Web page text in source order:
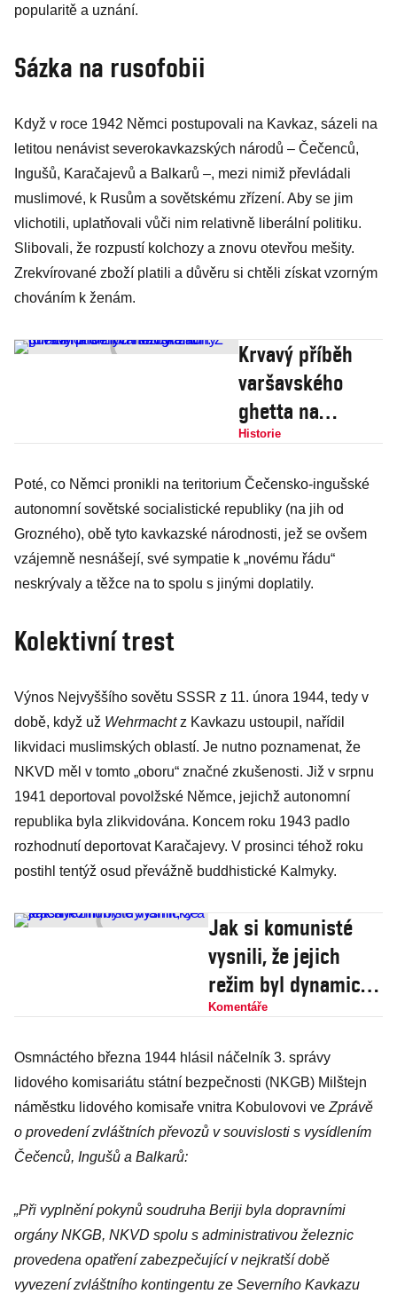
popularitě a uznání.
Sázka na rusofobii
Když v roce 1942 Němci postupovali na Kavkaz, sázeli na
letitou nenávist severokavkazských národů – Čečenců,
Ingušů, Karačajevů a Balkarů –, mezi nimiž převládali
muslimové, k Rusům a sovětskému zřízení. Aby se jim
vlichotili, uplatňovali vůči nim relativně liberální politiku.
Slibovali, že rozpustí kolchozy a znovu otevřou mešity.
Zrekvírované zboží platili a důvěru si chtěli získat vzorným
chováním k ženám.
Krvavý příběh
varšavského
ghetta na
silných
půl milionu Židů
nezbyl žádný
Historie
Poté, co Němci pronikli na teritorium Čečensko-ingušské
autonomní sovětské socialistické republiky (na jih od
Grozného), obě tyto kavkazské národnosti, jež se ovšem
vzájemně nesnášejí, své sympatie k „novému řádu“
neskrývaly a těžce na to spolu s jinými doplatily.
Kolektivní trest
Výnos Nejvyššího sovětu SSSR z 11. února 1944, tedy v
době, když už Wehrmachtz Kavkazu ustoupil, nařídil
likvidaci muslimských oblastí. Je nutno poznamenat, že
NKVD měl v tomto „oboru“ značné zkušenosti. Již v srpnu
1941 deportoval povolžské Němce, jejichž autonomní
republika byla zlikvidována. Koncem roku 1943 padlo
rozhodnutí deportovat Karačajevy. V prosinci téhož roku
postihl tentýž osud převážně buddhistické Kalmyky.
Jak si komunisté
vysnili, že jejich
režim byl dynamický
a krásný
Komentáře
Osmnáctého března 1944 hlásil náčelník 3. správy
lidového komisariátu státní bezpečnosti (NKGB) Milštejn
náměstku lidového komisaře vnitra Kobulovovi ve Zprávě
o provedení zvláštních převozů v souvislosti s vysídlením
Čečenců, Ingušů a Balkarů:
„Při vyplnění pokynů soudruha Beriji byla dopravními
orgány NKGB, NKVD spolu s administrativou železnic
provedena opatření zabezpečující v nejkratší době
vyvezení zvláštního kontingentu ze Severního Kavkazu